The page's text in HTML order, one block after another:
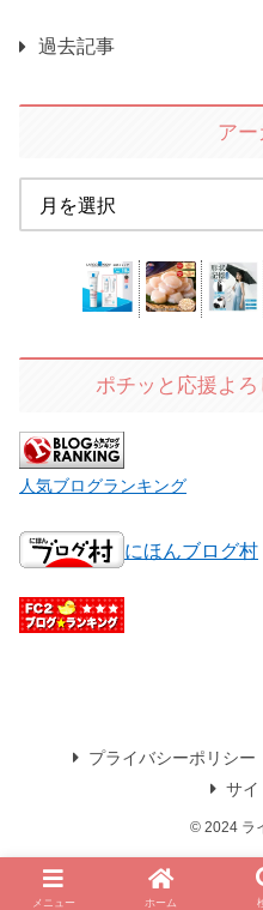
過去記事
ア
ポチッと応援よろ
人気ブログランキング
にほんブログ村
プライバシーポリシー
サイ
© 2024 ラ
メニュー ホーム